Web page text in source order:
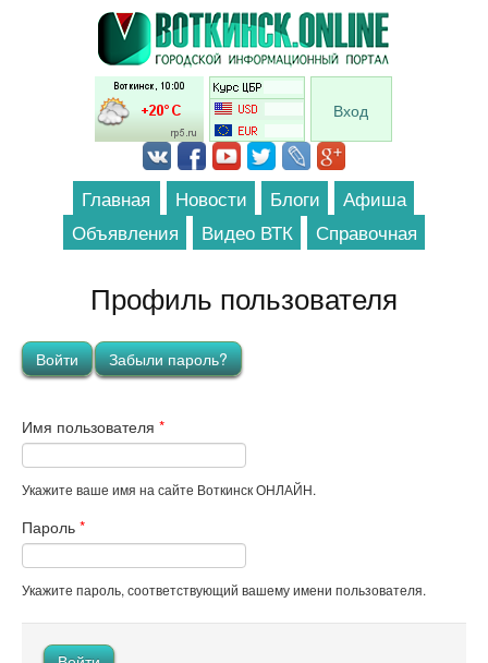
Перейти к основному содержанию
Вход
Главная Новости Блоги
Афиша
Объявления
Видео ВТК Справочная
Профиль пользователя
Главные вкладки
Войти(активная вкладка)
Забыли пароль?
Имя пользователя *
Укажите ваше имя на сайте Воткинск ОНЛАЙН.
Пароль *
Укажите пароль, соответствующий вашему имени пользователя.